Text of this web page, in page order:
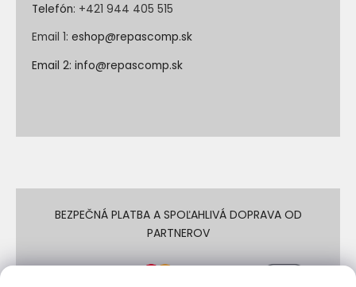
Telefón: +421 944 405 515
Email 1: eshop@repascomp.sk
Email 2: info@repascomp.sk
BEZPEČNÁ PLATBA A SPOĽAHLIVÁ DOPRAVA OD
PARTNEROV